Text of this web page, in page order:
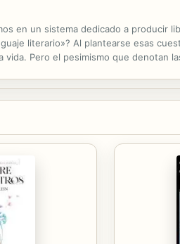
en un sistema dedicado a producir
literario»? Al plantearse esas
Pero el pesimismo que denotan